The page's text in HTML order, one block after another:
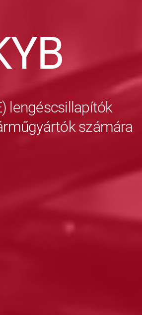
lengéscsillapítók
számára